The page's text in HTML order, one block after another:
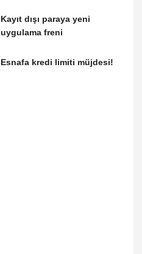
Kayıt dışı paraya yeni
uygulama freni
Esnafa kredi limiti müjdesi!